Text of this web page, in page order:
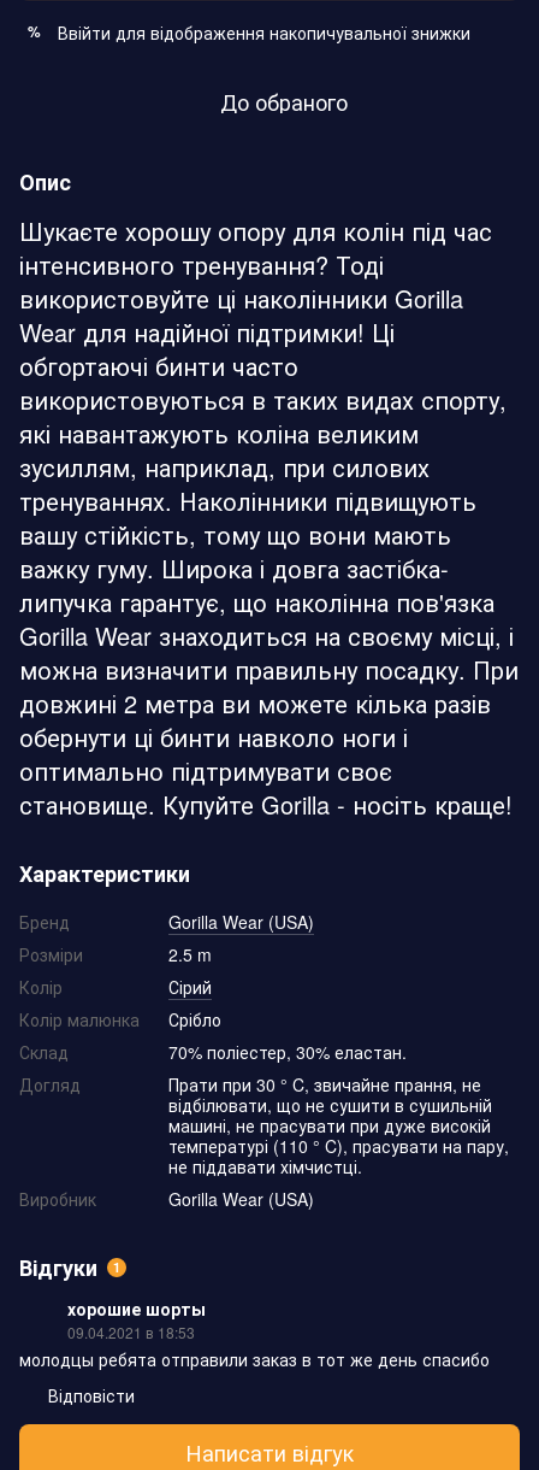
% Ввійти для відображення накопичувальної знижки
До обраного
Опис
Шукаєте хорошу опору для колін під час
інтенсивного тренування? Тоді
використовуйте ці наколінники Gorilla
Wear для надійної підтримки! Ці
обгортаючі бинти часто
використовуються в таких видах спорту,
які навантажують коліна великим
зусиллям, наприклад, при силових
тренуваннях. Наколінники підвищують
вашу стійкість, тому що вони мають
важку гуму. Широка і довга застібка-
липучка гарантує, що наколінна пов'язка
Gorilla Wear знаходиться на своєму місці, і
можна визначити правильну посадку. При
довжині 2 метра ви можете кілька разів
обернути ці бинти навколо ноги і
оптимально підтримувати своє
становище. Купуйте Gorilla - носіть краще!
Характеристики
Бренд
Gorilla Wear (USA)
Розміри
2.5 m
Колір
Сірий
Колір малюнка
Срібло
Склад
70% поліестер, 30% еластан.
Догляд
Прати при 30 ° C, звичайне прання, не
відбілювати, що не сушити в сушильній
машині, не прасувати при дуже високій
температурі (110 ° C), прасувати на пару,
не піддавати хімчистці.
Виробник
Gorilla Wear (USA)
Відгуки 1
хорошие шорты
09.04.2021 в 18:53
молодцы ребята отправили заказ в тот же день спасибо
Відповісти
Написати відгук